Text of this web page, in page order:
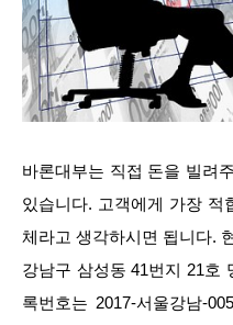
바론대부는 직접 돈을 빌려
있습니다. 고객에게 가장 적
체라고 생각하시면 됩니다.
강남구 삼성동 41번지 21호
록번호는 2017-서울강남-